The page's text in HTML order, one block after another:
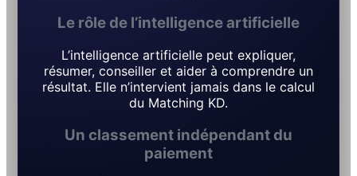
Le rôle de l’intelligence artificielle
L’intelligence artificielle peut expliquer,
résumer, conseiller et aider à comprendre un
résultat. Elle n’intervient jamais dans le calcul
du Matching KD.
Un classement indépendant du
paiement